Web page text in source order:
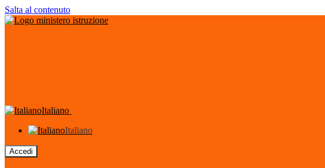
Salta al contenuto
Italiano
Italiano
Accedi